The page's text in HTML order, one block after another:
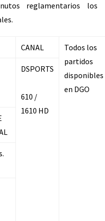
reglamentarios los
CANAL
Todos los
partidos
disponibles
en DGO
DSPORTS
610 /
1610 HD